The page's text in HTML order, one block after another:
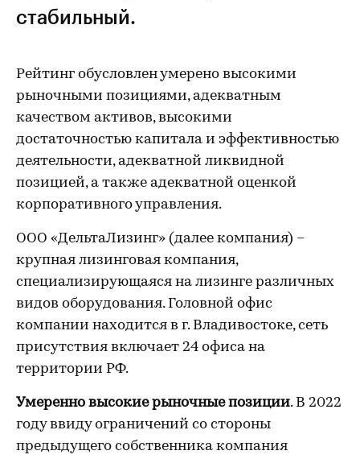
стабильный.
Рейтинг обусловлен умерено высокими
рыночными позициями, адекватным
качеством активов, высокими
достаточностью капитала и эффективностью
деятельности, адекватной ликвидной
позицией, а также адекватной оценкой
корпоративного управления.
ООО «ДельтаЛизинг» (далее компания) –
крупная лизинговая компания,
специализирующаяся на лизинге различных
видов оборудования. Головной офис
компании находится в г. Владивостоке, сеть
присутствия включает 24 офиса на
территории РФ.
Умеренно высокие рыночные позиции. В 2022
году ввиду ограничений со стороны
предыдущего собственника компания